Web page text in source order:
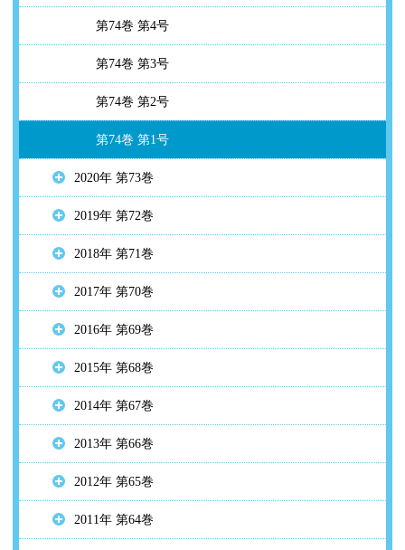
第74巻 第4号
第74巻 第3号
第74巻 第2号
第74巻 第1号
2020年 第73巻
2019年 第72巻
2018年 第71巻
2017年 第70巻
2016年 第69巻
2015年 第68巻
2014年 第67巻
2013年 第66巻
2012年 第65巻
2011年 第64巻